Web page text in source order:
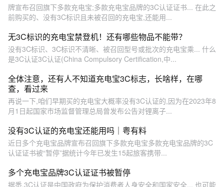
牌宣布召回旗下多款充电宝;多款充电宝品牌的3C认证证书... 在此之
前购买的、没有3C标识且未被召回的充电宝,还能用...
无3C标识的充电宝禁登机！还有哪些物品不能带？
没有3C标识、3C标识不清晰、被召回型号或批次的充电宝乘... 什么
是3C认证3C认证(China Compulsory Certification,中...
全体注意，还有人不知道充电宝3C标志，长啥样，在哪
查，看过来
再说一下,咱们早期买的充电宝大概率没有3C认证的,因为在2023年8
月1日起国家市场监督管理总局曾发布公告对锂离子...
没有3C认证的充电宝还能用吗｜粤有料
近日多个充电宝品牌宣布召回旗下多款充电宝多款充电宝品牌的3C
认证证书被“暂停”据统计今年已发生15起旅客携带...
多个充电宝品牌3C认证证书被暂停
据悉,3C认证是中国政府为保护消费者人身安全和国家安全... 也可能